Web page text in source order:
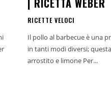
RICETTE VELOCI
Il pollo al barbecue è una
in tanti modi diversi;
arrostito e limone Per...